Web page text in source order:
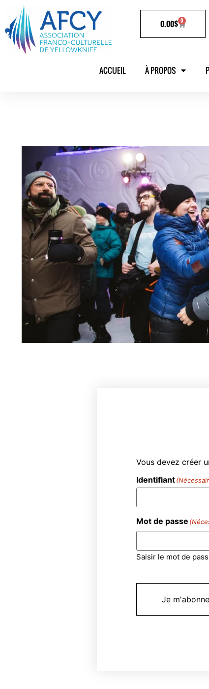
0.00$ 0
ACCUEIL À PROPOS
Vous devez créer
Identifiant
Mot de passe
Saisir le mot de
Je m'abonne